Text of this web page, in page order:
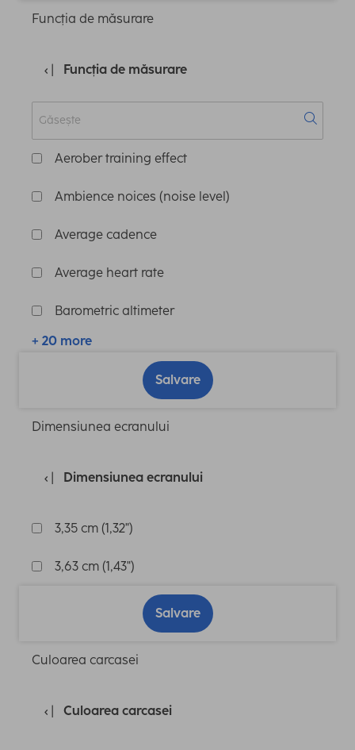
Funcția de măsurare
Funcția de măsurare
Aerober training effect
Ambience noices (noise level)
Average cadence
Average heart rate
Barometric altimeter
+ 20 more
Salvare
Dimensiunea ecranului
Dimensiunea ecranului
3,35 cm (1,32")
3,63 cm (1,43")
Salvare
Culoarea carcasei
Culoarea carcasei